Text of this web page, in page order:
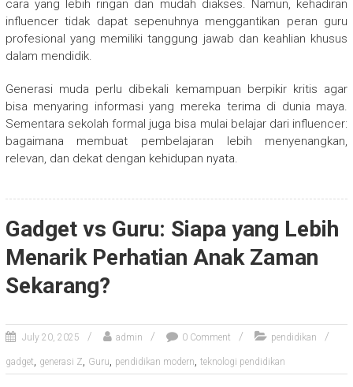
cara yang lebih ringan dan mudah diakses. Namun, kehadiran
influencer tidak dapat sepenuhnya menggantikan peran guru
profesional yang memiliki tanggung jawab dan keahlian khusus
dalam mendidik.
Generasi muda perlu dibekali kemampuan berpikir kritis agar
bisa menyaring informasi yang mereka terima di dunia maya.
Sementara sekolah formal juga bisa mulai belajar dari influencer:
bagaimana membuat pembelajaran lebih menyenangkan,
relevan, dan dekat dengan kehidupan nyata.
Gadget vs Guru: Siapa yang Lebih
Menarik Perhatian Anak Zaman
Sekarang?
July 20, 2025 admin 0 Comment pendidikan
gadget, generasi Z, Guru, pendidikan modern, teknologi pendidikan